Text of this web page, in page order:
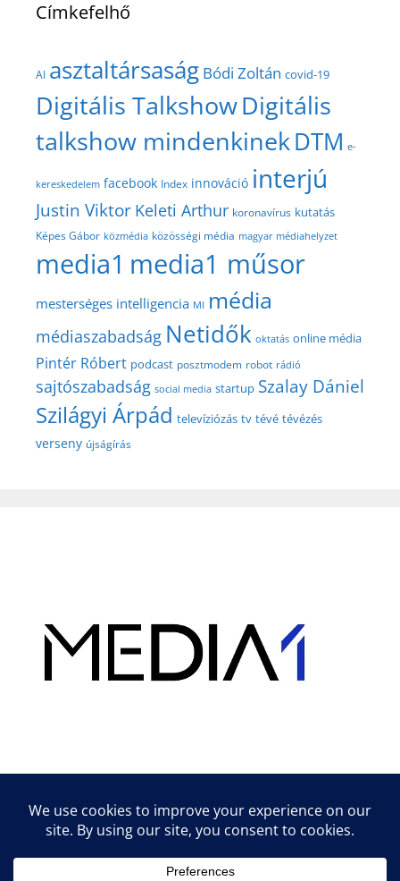
Címkefelhő
AI asztaltársaság Bódi Zoltán covid-19
Digitális TalkshowDigitális
talkshow mindenkinekDTM e-
kereskedelem facebook Index innováció interjú
Justin Viktor Keleti Arthur koronavírus kutatás
Képes Gábor közmédia közösségi média magyar médiahelyzet
media1 media1 műsor
mesterséges intelligencia MI média
médiaszabadság Netidők oktatás online média
Pintér Róbert podcast posztmodem robot rádió
sajtószabadság social media startup Szalay Dániel
Szilágyi Árpád televíziózás tv tévé tévézés
verseny újságírás
Lifestyle tippek & trükkök